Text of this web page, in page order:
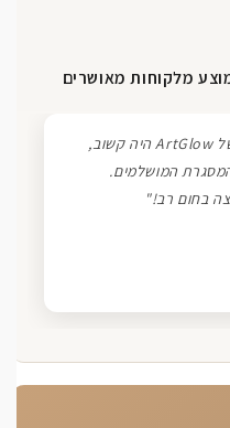
"חווית שירות יוצאת דופן! הצוות של ArtGlow היה קשוב,
המושלמים.
בחום רב!"